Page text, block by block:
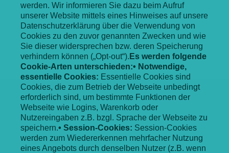
werden. Wir informieren Sie dazu beim Aufruf
unserer Website mittels eines Hinweises auf unsere
Datenschutzerklärung über die Verwendung von
Cookies zu den zuvor genannten Zwecken und wie
Sie dieser widersprechen bzw. deren Speicherung
verhindern können („Opt-out“). Es werden folgende
Cookie-Arten unterschieden:• Notwendige,
essentielle Cookies: Essentielle Cookies sind
Cookies, die zum Betrieb der Webseite unbedingt
erforderlich sind, um bestimmte Funktionen der
Webseite wie Logins, Warenkorb oder
Nutzereingaben z.B. bzgl. Sprache der Webseite zu
speichern.• Session-Cookies: Session-Cookies
werden zum Wiedererkennen mehrfacher Nutzung
eines Angebots durch denselben Nutzer (z.B. wenn